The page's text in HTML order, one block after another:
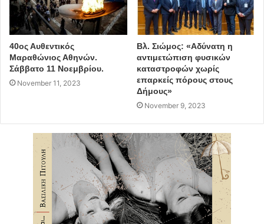
Ζάππειο, Κολοκοτρώνη, Δ. Αρεοπαγίτου, Ακαδημίαςκαι
Πανεπιστημίου.
ανάπτυξη γόπα project
αποτσίγαρα
Δήμος Αθηναίων
40ος Αυθεντικός
Μαραθώνιος Αθηνών.
Σάββατο 11 Νοεμβρίου.
November 11, 2023
Βλ. Σιώμος: «Αδύνατη η
αντιμετώπιση φυσικών
καταστροφών χωρίς
επαρκείς πόρους στους
Δήμους»
November 9, 2023